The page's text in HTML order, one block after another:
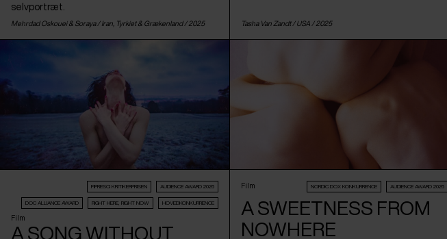
selvportræt.
Mehrdad Oskouei & Soraya / Iran Tyrkiet& Grækenland/ 2025 Tasha Van Zandt / USA / 2025
Film
DOC ALLIANCE AWARD RIGHT HERE, RIGHT NOW HOVEDKONKURRENCE
FIPRESCI KRITIKERPRISEN AUDIENCE AWARD 2026
A SONG WITHOUT
Film NORDIC:DOX KONKURRENCE AUDIENCE AWARD 2026
A SWEETNESS FROM
NOWHERE